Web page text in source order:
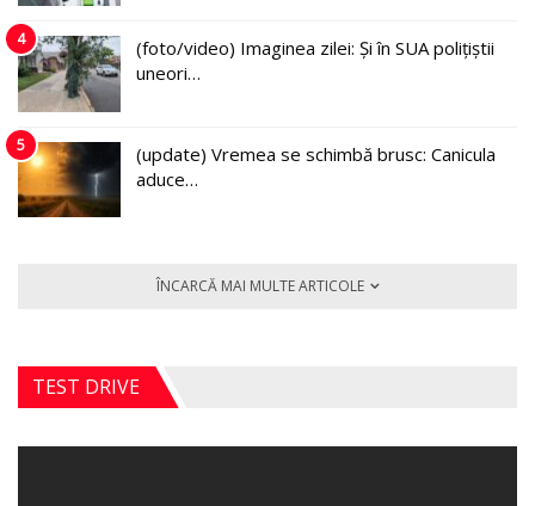
4
(foto/video) Imaginea zilei: Și în SUA polițiștii
uneori…
5
(update) Vremea se schimbă brusc: Canicula
aduce…
ÎNCARCĂ MAI MULTE ARTICOLE
TEST DRIVE